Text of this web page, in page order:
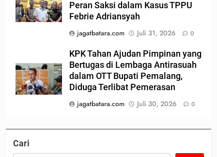
Peran Saksi dalam Kasus TPPU
Febrie Adriansyah
jagatbatara.com
Juli 31, 2026 0
KPK Tahan Ajudan Pimpinan yang
Bertugas di Lembaga Antirasuah
dalam OTT Bupati Pemalang,
Diduga Terlibat Pemerasan
jagatbatara.com
Juli 30, 2026 0
Cari